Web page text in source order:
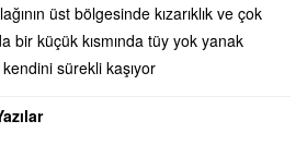
üst bölgesinde kızarıklık ve çok
bir küçük kısmında tüy yok yanak
sürekli kaşıyor